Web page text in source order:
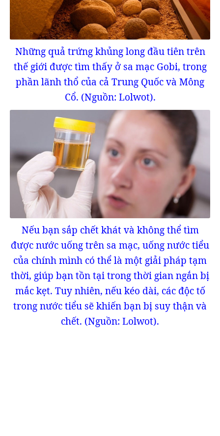
Những quả trứng khủng long đầu tiên trên
thế giới được tìm thấy ở sa mạc Gobi, trong
phần lãnh thổ của cả Trung Quốc và Mông
Cổ. (Nguồn: Lolwot).
Nếu bạn sắp chết khát và không thể tìm
được nước uống trên sa mạc, uống nước tiểu
của chính mình có thể là một giải pháp tạm
thời, giúp bạn tồn tại trong thời gian ngắn bị
mắc kẹt. Tuy nhiên, nếu kéo dài, các độc tố
trong nước tiểu sẽ khiến bạn bị suy thận và
chết. (Nguồn: Lolwot).